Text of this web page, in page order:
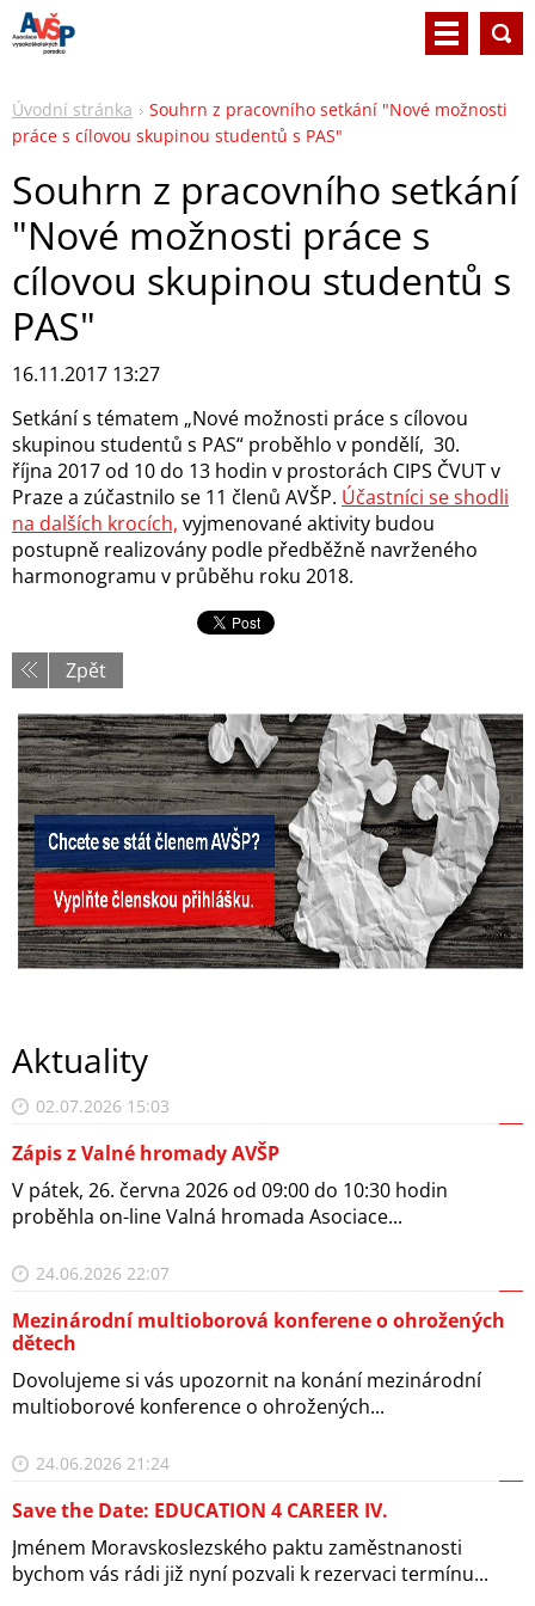
Úvodní stránka
Souhrn z pracovního setkání "Nové možnosti
práce s cílovou skupinou studentů s PAS"
Souhrn z pracovního setkání
"Nové možnosti práce s
cílovou skupinou studentů s
PAS"
16.11.2017 13:27
Setkání s tématem „Nové možnosti práce s cílovou
skupinou studentů s PAS“ proběhlo v pondělí, 30.
října 2017 od 10 do 13 hodin v prostorách CIPS ČVUT v
Praze a zúčastnilo se 11 členů AVŠP. Účastníci se shodli
na dalších krocích, vyjmenované aktivity budou
postupně realizovány podle předběžně navrženého
harmonogramu v průběhu roku 2018.
Zpět
Aktuality
02.07.2026 15:03
Zápis z Valné hromady AVŠP
V pátek, 26. června 2026 od 09:00 do 10:30 hodin
proběhla on-line Valná hromada Asociace...
24.06.2026 22:07
Mezinárodní multioborová konferene o ohrožených
dětech
Dovolujeme si vás upozornit na konání mezinárodní
multioborové konference o ohrožených...
24.06.2026 21:24
Save the Date: EDUCATION 4 CAREER IV.
Jménem Moravskoslezského paktu zaměstnanosti
bychom vás rádi již nyní pozvali k rezervaci termínu...